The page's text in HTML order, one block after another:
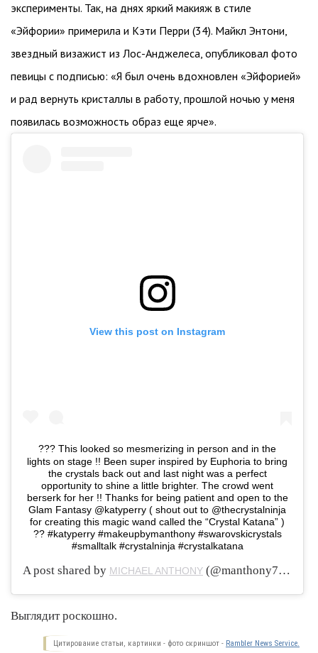
эксперименты. Так, на днях яркий макияж в стиле
«Эйфории» примерила и Кэти Перри (34). Майкл Энтони,
звездный визажист из Лос-Анджелеса, опубликовал фото
певицы с подписью: «Я был очень вдохновлен «Эйфорией»
и рад вернуть кристаллы в работу, прошлой ночью у меня
появилась возможность образ еще ярче».
View this post on Instagram
??? This looked so mesmerizing in person and in the
lights on stage !! Been super inspired by Euphoria to bring
the crystals back out and last night was a perfect
opportunity to shine a little brighter. The crowd went
berserk for her !! Thanks for being patient and open to the
Glam Fantasy @katyperry ( shout out to @thecrystalninja
for creating this magic wand called the “Crystal Katana” )
?? #katyperry #makeupbymanthony #swarovskicrystals
#smalltalk #crystalninja #crystalkatana
A post shared by MICHAEL ANTHONY (@manthony783) on
Выглядит роскошно.
Цитирование статьи, картинки - фото скриншот - Rambler News Service.